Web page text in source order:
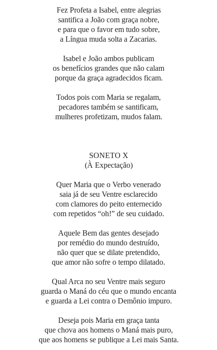
Fez Profeta a Isabel, entre alegrias
santifica a João com graça nobre,
e para que o favor em tudo sobre,
a Língua muda solta a Zacarias.
Isabel e João ambos publicam
os benefícios grandes que não calam
porque da graça agradecidos ficam.
Todos pois com Maria se regalam,
pecadores também se santificam,
mulheres profetizam, mudos falam.
SONETO X
(À Expectação)
Quer Maria que o Verbo venerado
saia já de seu Ventre esclarecido
com clamores do peito enternecido
com repetidos “oh!” de seu cuidado.
Aquele Bem das gentes desejado
por remédio do mundo destruído,
não quer que se dilate pretendido,
que amor não sofre o tempo dilatado.
Qual Arca no seu Ventre mais seguro
guarda o Maná do céu que o mundo encanta
e guarda a Lei contra o Demônio impuro.
Deseja pois Maria em graça tanta
que chova aos homens o Maná mais puro,
que aos homens se publique a Lei mais Santa.